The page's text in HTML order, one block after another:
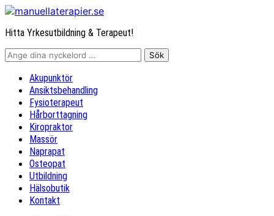
Hitta Yrkesutbildning & Terapeut!
Akupunktör
Ansiktsbehandling
Fysioterapeut
Hårborttagning
Kiropraktor
Massör
Naprapat
Osteopat
Utbildning
Hälsobutik
Kontakt